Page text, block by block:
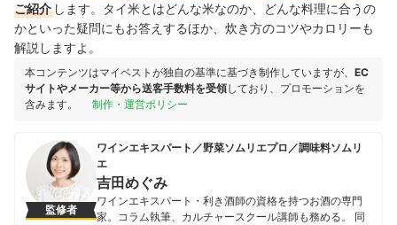
ご紹介 します。タイ米とはどんな米なのか、どんな料理に合うの
かといった疑問にもお答えするほか、炊き方のコツやカロリーも
解説しますよ。
本コンテンツはマイベストが独自の基準に基づき制作していますが、 EC
サイトやメーカー等から送客手数料を受領しており、プロモーションを
含みます。
制作・運営ポリシー
監修者
ワインエキスパート／野菜ソムリエプロ／調味料ソムリ
エ
吉田めぐみ
ワインエキスパート・利き酒師の資格を持つお酒の専門
家。コラム執筆、カルチャースクール講師も務める。 同